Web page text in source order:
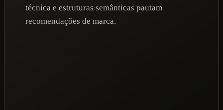
técnica e estruturas semânticas pautam
recomendações de marca.